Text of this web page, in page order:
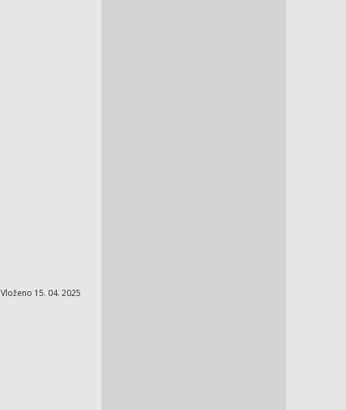
Vloženo 15. 04. 2025